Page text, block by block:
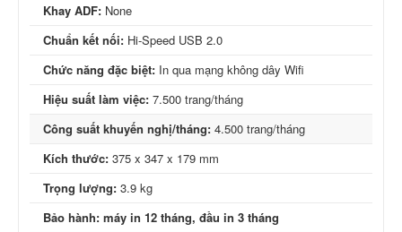
Khay ADF: None
Chuẩn kết nối: Hi-Speed USB 2.0
Chức năng đặc biệt: In qua mạng không dây Wifi
Hiệu suất làm việc: 7.500 trang/tháng
Công suất khuyến nghị/tháng: 4.500 trang/tháng
Kích thước: 375 x 347 x 179 mm
Trọng lượng: 3.9 kg
Bảo hành: máy in 12 tháng, đầu in 3 tháng